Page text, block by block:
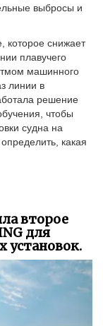
выбросы и
которое снижает
плавучего
машинного
линии в
решение
чтобы
судна на
какая
второе
для
установок.